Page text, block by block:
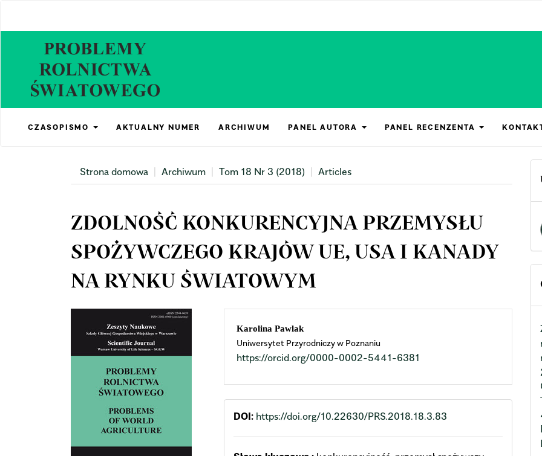
Content
Sidebar
CZASOPISMO AKTUALNY NUMER ARCHIWUM PANEL AUTORA PANEL RECENZENTA
Strona domowa Archiwum Tom 18 Nr 3 (2018) Articles
ZDOLNOŚĆ KONKURENCYJNA PRZEMYSŁU
SPOŻYWCZEGO KRAJÓW UE, USA I KANADY
NA RYNKU ŚWIATOWYM
Article
Sidebar
Main
Article
Content
Karolina Pawlak
Uniwersytet Przyrodniczy w Poznaniu
https://orcid.org/0000-0002-5441-6381
DOI: https://doi.org/10.22630/PRS.2018.18.3.83